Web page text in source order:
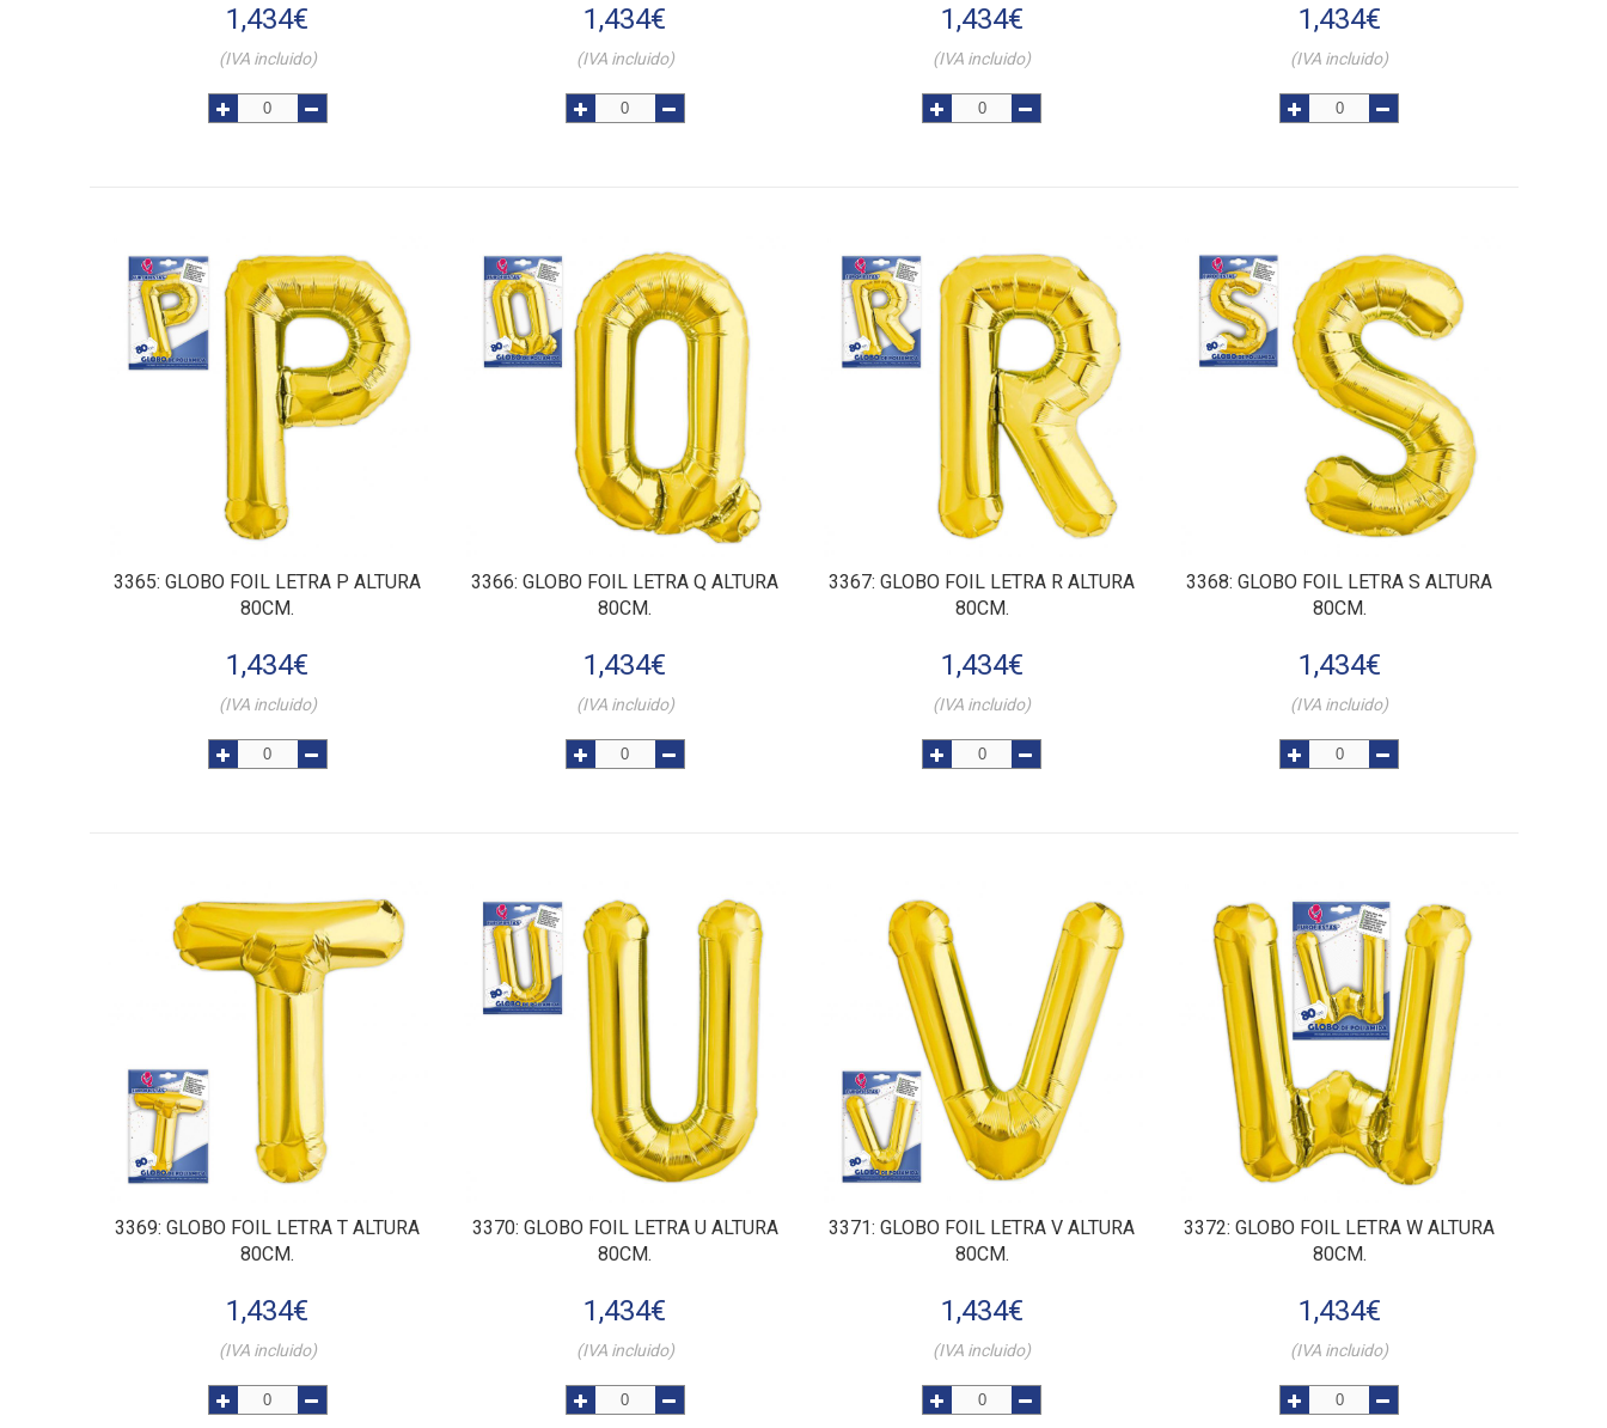
1,434€
(IVA incluido)
1,434€
(IVA incluido)
1,434€
(IVA incluido)
1,434€
(IVA incluido)
3365: GLOBO FOIL LETRA P ALTURA
80CM.
1,434€
(IVA incluido)
3366: GLOBO FOIL LETRA Q ALTURA
80CM.
1,434€
(IVA incluido)
3367: GLOBO FOIL LETRA R ALTURA
80CM.
1,434€
(IVA incluido)
3368: GLOBO FOIL LETRA S ALTURA
80CM.
1,434€
(IVA incluido)
3369: GLOBO FOIL LETRA T ALTURA
80CM.
1,434€
(IVA incluido)
3370: GLOBO FOIL LETRA U ALTURA
80CM.
1,434€
(IVA incluido)
3371: GLOBO FOIL LETRA V ALTURA
80CM.
1,434€
(IVA incluido)
3372: GLOBO FOIL LETRA W ALTURA
80CM.
1,434€
(IVA incluido)